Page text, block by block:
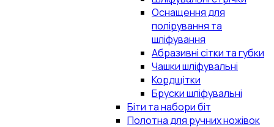
Оснащення для
полірування та
шліфування
Абразивні сітки та губки
Чашки шліфувальні
Кордщітки
Бруски шліфувальні
Біти та набори біт
Полотна для ручних ножівок